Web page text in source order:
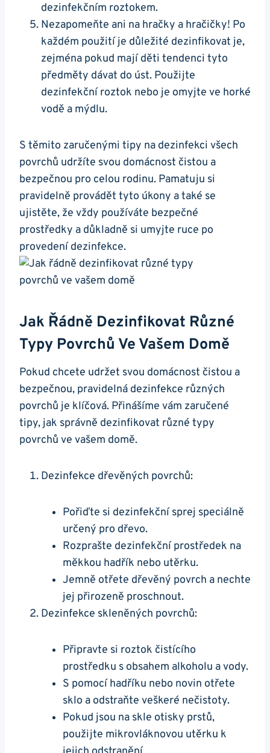
dezinfekčním roztokem.
Nezapomeňte ani na hračky a hračičky! Po
každém použití je důležité dezinfikovat je,
zejména pokud mají děti tendenci tyto
předměty dávat do úst. Použijte
dezinfekční roztok nebo je omyjte ve horké
vodě a mýdlu.
S těmito zaručenými tipy na dezinfekci všech
povrchů udržíte svou domácnost čistou a
bezpečnou pro celou rodinu. Pamatuju si
pravidelně provádět tyto úkony a také se
ujistěte, že vždy používáte bezpečné
prostředky a důkladně si umyjte ruce po
provedení dezinfekce.
Jak Řádně Dezinfikovat Různé
Typy Povrchů Ve Vašem Domě
Pokud chcete udržet svou domácnost čistou a
bezpečnou, pravidelná dezinfekce různých
povrchů je klíčová. Přinášíme vám zaručené
tipy, jak správně dezinfikovat různé typy
povrchů ve vašem domě.
Dezinfekce dřevěných povrchů:
Pořiďte si dezinfekční sprej speciálně
určený pro dřevo.
Rozprašte dezinfekční prostředek na
měkkou hadřík nebo utěrku.
Jemně otřete dřevěný povrch a nechte
jej přirozeně proschnout.
Dezinfekce skleněných povrchů:
Připravte si roztok čistícího
prostředku s obsahem alkoholu a vody.
S pomocí hadříku nebo novin otřete
sklo a odstraňte veškeré nečistoty.
Pokud jsou na skle otisky prstů,
použijte mikrovláknovou utěrku k